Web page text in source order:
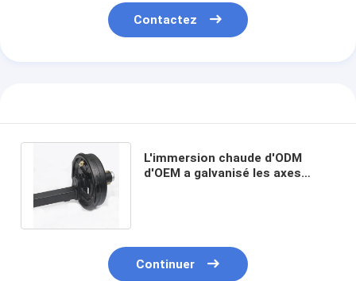
Contactez
L'immersion chaude d'ODM
d'OEM a galvanisé les axes
Continuer